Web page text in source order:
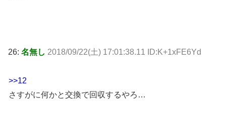
26: 名無し 2018/09/22(土) 17:01:38.11 ID:K+1xFE6Yd
>>12
さすがに何かと交換で回収するやろ…